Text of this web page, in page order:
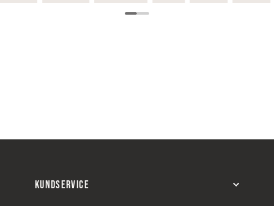
KUNDSERVICE